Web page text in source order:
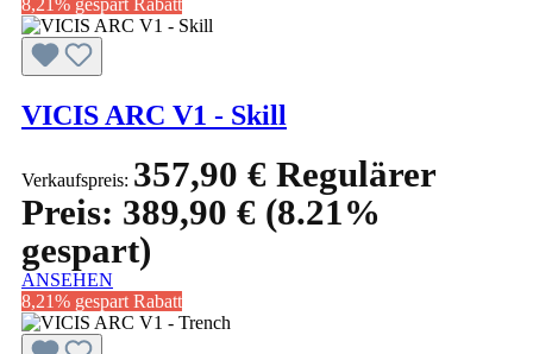
8,21% gespart Rabatt
VICIS ARC V1 - Skill
Verkaufspreis: 357,90 € Regulärer
Preis: 389,90 € (8.21%
gespart)
ANSEHEN
8,21% gespart Rabatt